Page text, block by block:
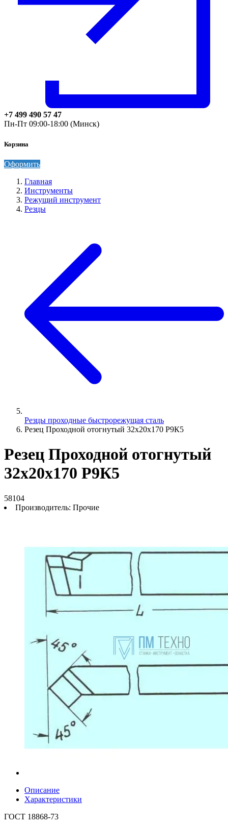
+7 499 490 57 47
Пн-Пт 09:00-18:00 (Минск)
Корзина
Оформить
Главная
Инструменты
Режущий инструмент
Резцы
Резцы проходные быстрорежущая сталь
Резец Проходной отогнутый 32х20х170 Р9К5
Резец Проходной отогнутый
32х20х170 Р9К5
58104
Производитель: Прочие
Описание
Характеристики
ГОСТ 18868-73